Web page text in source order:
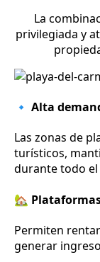
La
privilegiada y
🔹 Alta
Las zonas de
turísticos,
durante todo el
🏡
Permiten
generar